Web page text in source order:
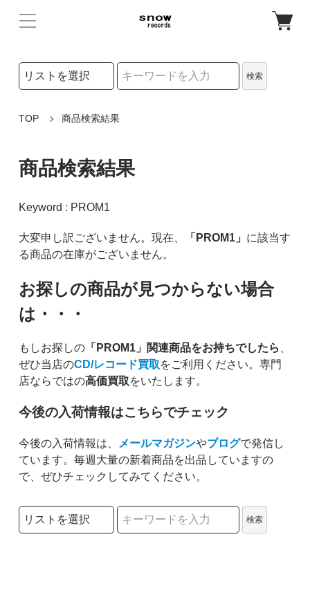
検索リストの選択
検索
TOP 商品検索結果
商品検索結果
Keyword : PROM1
大変申し訳ございません。現在、 「PROM1」 に該当す
る商品の在庫がございません。
お探しの商品が見つからない場合
は・・・
もしお探しの「PROM1」関連商品をお持ちでしたら 、
ぜひ当店のCD/レコード買取をご利用ください。専門
店ならではの高価買取をいたします。
今後の入荷情報はこちらでチェック
今後の入荷情報は、 メールマガジンやブログで発信し
ています。毎週大量の新着商品を出品していますの
で、ぜひチェックしてみてください。
検索リストの選択
検索